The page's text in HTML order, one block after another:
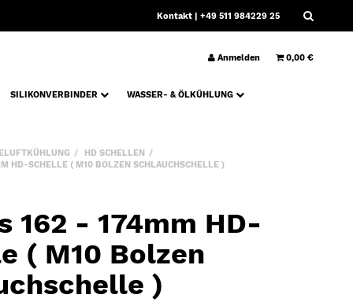
Kontakt | +49 511 984229 25
Anmelden 0,00 €
SILIKONVERBINDER
WASSER- & ÖLKÜHLUNG
HD SCHELLEN
HD-SCHELLE ( M10 BOLZEN SCHLAUCHSCHELLE )
162 - 174mm HD-
( M10 Bolzen
)